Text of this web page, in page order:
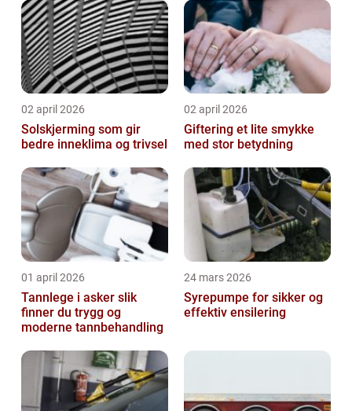
02 april 2026
Solskjerming som gir
bedre inneklima og trivsel
02 april 2026
Giftering et lite smykke
med stor betydning
01 april 2026
Tannlege i asker slik
finner du trygg og
moderne tannbehandling
24 mars 2026
Syrepumpe for sikker og
effektiv ensilering